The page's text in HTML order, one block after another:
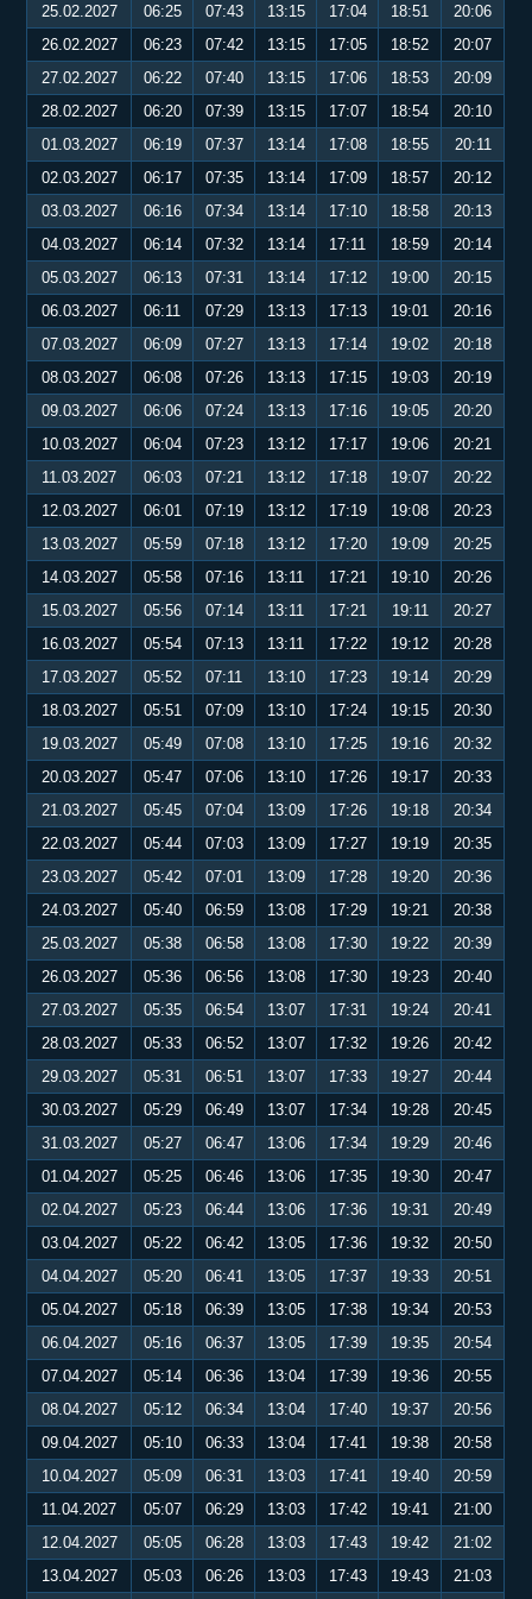
25.02.2027
06:25 07:43 13:15 17:04 18:51
20:06
26.02.2027
06:23 07:42 13:15 17:05 18:52
20:07
27.02.2027
06:22 07:40 13:15 17:06 18:53
20:09
28.02.2027
06:20 07:39 13:15 17:07 18:54
20:10
01.03.2027
06:19 07:37 13:14 17:08 18:55
20:11
02.03.2027
06:17 07:35 13:14 17:09 18:57
20:12
03.03.2027
06:16 07:34 13:14 17:10 18:58
20:13
04.03.2027
06:14 07:32 13:14 17:11 18:59
20:14
05.03.2027
06:13 07:31 13:14 17:12 19:00
20:15
06.03.2027
06:11 07:29 13:13 17:13 19:01
20:16
07.03.2027
06:09 07:27 13:13 17:14 19:02
20:18
08.03.2027
06:08 07:26 13:13 17:15 19:03
20:19
09.03.2027
06:06 07:24 13:13 17:16 19:05
20:20
10.03.2027
06:04 07:23 13:12 17:17 19:06
20:21
11.03.2027
06:03 07:21 13:12 17:18 19:07
20:22
12.03.2027
06:01 07:19 13:12 17:19 19:08
20:23
13.03.2027
05:59 07:18 13:12 17:20 19:09
20:25
14.03.2027
05:58 07:16 13:11 17:21 19:10
20:26
15.03.2027
05:56 07:14 13:11 17:21 19:11
20:27
16.03.2027
05:54 07:13 13:11 17:22 19:12
20:28
17.03.2027
05:52 07:11 13:10 17:23 19:14
20:29
18.03.2027
05:51 07:09 13:10 17:24 19:15
20:30
19.03.2027
05:49 07:08 13:10 17:25 19:16
20:32
20.03.2027
05:47 07:06 13:10 17:26 19:17
20:33
21.03.2027
05:45 07:04 13:09 17:26 19:18
20:34
22.03.2027
05:44 07:03 13:09 17:27 19:19
20:35
23.03.2027
05:42 07:01 13:09 17:28 19:20
20:36
24.03.2027
05:40 06:59 13:08 17:29 19:21
20:38
25.03.2027
05:38 06:58 13:08 17:30 19:22
20:39
26.03.2027
05:36 06:56 13:08 17:30 19:23
20:40
27.03.2027
05:35 06:54 13:07 17:31 19:24
20:41
28.03.2027
05:33 06:52 13:07 17:32 19:26
20:42
29.03.2027
05:31 06:51 13:07 17:33 19:27
20:44
30.03.2027
05:29 06:49 13:07 17:34 19:28
20:45
31.03.2027
05:27 06:47 13:06 17:34 19:29
20:46
01.04.2027
05:25 06:46 13:06 17:35 19:30
20:47
02.04.2027
05:23 06:44 13:06 17:36 19:31
20:49
03.04.2027
05:22 06:42 13:05 17:36 19:32
20:50
04.04.2027
05:20 06:41 13:05 17:37 19:33
20:51
05.04.2027
05:18 06:39 13:05 17:38 19:34
20:53
06.04.2027
05:16 06:37 13:05 17:39 19:35
20:54
07.04.2027
05:14 06:36 13:04 17:39 19:36
20:55
08.04.2027
05:12 06:34 13:04 17:40 19:37
20:56
09.04.2027
05:10 06:33 13:04 17:41 19:38
20:58
10.04.2027
05:09 06:31 13:03 17:41 19:40
20:59
11.04.2027
05:07 06:29 13:03 17:42 19:41
21:00
12.04.2027
05:05 06:28 13:03 17:43 19:42
21:02
13.04.2027
05:03 06:26 13:03 17:43 19:43 21:03